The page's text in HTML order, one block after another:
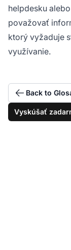
helpdesku
považovať
ktorý vyžaduje
využívanie.
Back to
Vyskúšať